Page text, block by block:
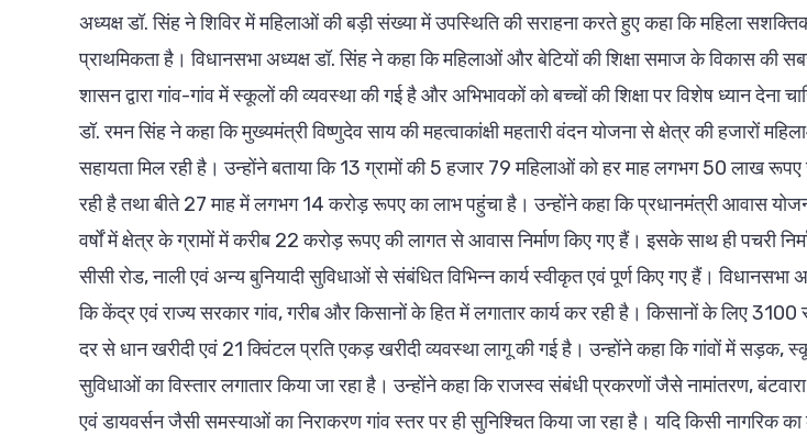
अध्यक्ष डॉ. सिंह ने शिविर में महिलाओं की बड़ी संख्या में उपस्थिति की सराहना करते हुए कहा कि महिला
प्राथमिकता है। विधानसभा अध्यक्ष डॉ. सिंह ने कहा कि महिलाओं और बेटियों की शिक्षा समाज के विकास की
शासन द्वारा गांव-गांव में स्कूलों की व्यवस्था की गई है और अभिभावकों को बच्चों की शिक्षा पर विशेष ध्यान देना
डॉ. रमन सिंह ने कहा कि मुख्यमंत्री विष्णुदेव साय की महत्वाकांक्षी महतारी वंदन योजना से क्षेत्र की हजारों
सहायता मिल रही है। उन्होंने बताया कि 13 ग्रामों की 5 हजार 79 महिलाओं को हर माह लगभग 50 लाख
रही है तथा बीते 27 माह में लगभग 14 करोड़ रूपए का लाभ पहुंचा है। उन्होंने कहा कि प्रधानमंत्री आवास
वर्षों में क्षेत्र के ग्रामों में करीब 22 करोड़ रूपए की लागत से आवास निर्माण किए गए हैं। इसके साथ ही पचरी
सीसी रोड, नाली एवं अन्य बुनियादी सुविधाओं से संबंधित विभिन्न कार्य स्वीकृत एवं पूर्ण किए गए हैं। विधानसभा
कि केंद्र एवं राज्य सरकार गांव, गरीब और किसानों के हित में लगातार कार्य कर रही है। किसानों के लिए
दर से धान खरीदी एवं 21 क्विंटल प्रति एकड़ खरीदी व्यवस्था लागू की गई है। उन्होंने कहा कि गांवों में सड़क,
सुविधाओं का विस्तार लगातार किया जा रहा है। उन्होंने कहा कि राजस्व संबंधी प्रकरणों जैसे नामांतरण,
एवं डायवर्सन जैसी समस्याओं का निराकरण गांव स्तर पर ही सुनिश्चित किया जा रहा है। यदि किसी नागरिक का